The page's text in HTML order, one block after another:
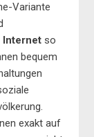
Variante
Internet so
bequem
exakt auf